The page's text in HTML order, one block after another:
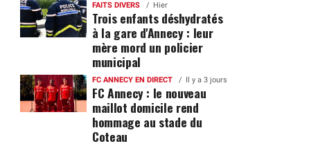
FAITS DIVERS Hier
Trois enfants déshydratés
à la gare d'Annecy : leur
mère mord un policier
municipal
FC ANNECY EN DIRECT Il y a 3 jours
FC Annecy : le nouveau
maillot domicile rend
hommage au stade du
Coteau